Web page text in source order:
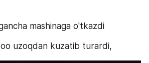
mashinaga o'tkazdi
uzoqdan kuzatib turardi,